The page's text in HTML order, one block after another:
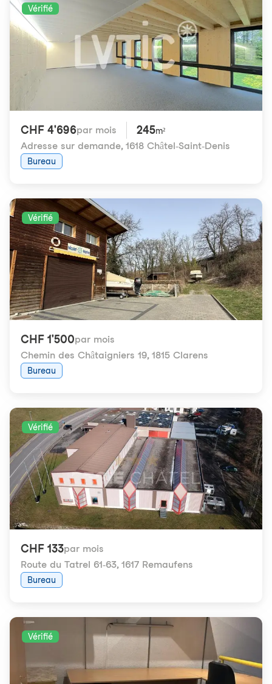
Vérifié
CHF 4'696par mois 245m²
Adresse sur demande, 1618 Châtel-Saint-Denis
Bureau
Vérifié
CHF 1'500par mois
Chemin des Châtaigniers 19, 1815 Clarens
Bureau
Vérifié
CHF 133par mois
Route du Tatrel 61-63, 1617 Remaufens
Bureau
Vérifié